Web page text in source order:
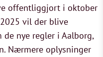
offentliggjort i oktober
vil der blive
nye regler i Aalborg,
Nærmere oplysninger